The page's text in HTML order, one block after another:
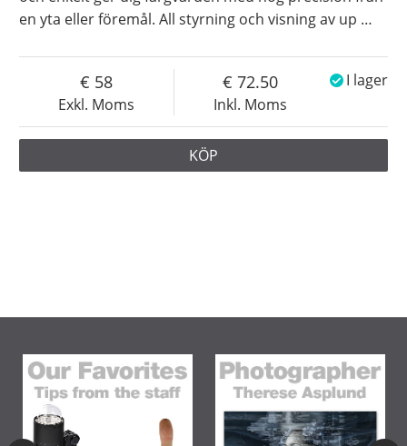
en yta eller föremål. All styrning och visning av up …
Exkl. Moms
58
Inkl. Moms
72.50 I lager
KÖP